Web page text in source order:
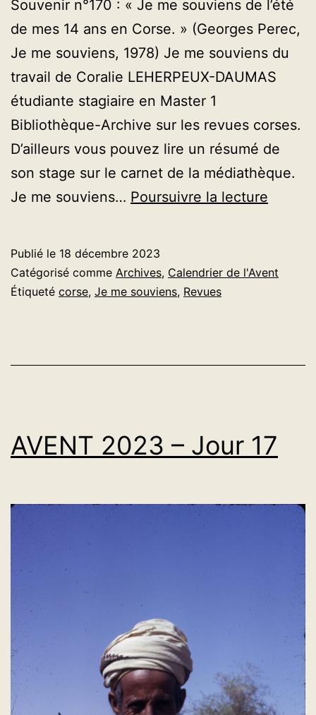
Souvenir n°170 : « Je me souviens de l’été
de mes 14 ans en Corse. » (Georges Perec,
Je me souviens, 1978) Je me souviens du
travail de Coralie LEHERPEUX-DAUMAS
étudiante stagiaire en Master 1
Bibliothèque-Archive sur les revues corses.
D’ailleurs vous pouvez lire un résumé de
son stage sur le carnet de la médiathèque.
Je me souviens… Poursuivre la lecture
Jour
Publié le 18 décembre 2023
Catégorisé comme Archives, Calendrier de l'Avent
Étiqueté corse, Je me souviens, Revues
AVENT 2023 – Jour 17